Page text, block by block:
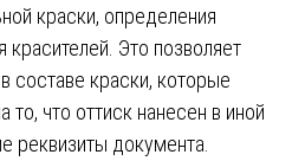
краски, определения
красителей. Это позволяет
составе краски, которые
то, что оттиск нанесен в иной
реквизиты документа.